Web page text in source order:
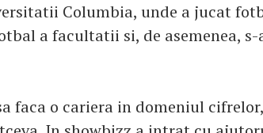
Columbia, unde a jucat
a facultatii si, de asemenea,
faca o cariera in domeniul